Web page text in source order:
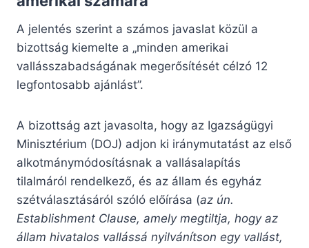
A jelentés szerint a számos javaslat közül a
bizottság kiemelte a „minden amerikai
vallásszabadságának megerősítését célzó 12
legfontosabb ajánlást”.
A bizottság azt javasolta, hogy az Igazságügyi
Minisztérium (DOJ) adjon ki iránymutatást az első
alkotmánymódosításnak a vallásalapítás
tilalmáról rendelkező, és az állam és egyház
szétválasztásáról szóló előírása (az ún.
Establishment Clause, amely megtiltja, hogy az
állam hivatalos vallássá nyilvánítson egy vallást,